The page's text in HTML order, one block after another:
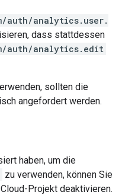
auth/analytics.user.
dass stattdessen
auth/analytics.edit
sollten die
angefordert werden.
haben, um die
zu verwenden, können Sie
Projekt deaktivieren.